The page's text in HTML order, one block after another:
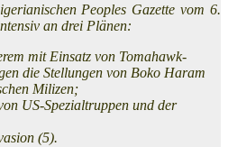
Peoples Gazette vom 6.
an drei Plänen:
mit Einsatz von Tomahawk-
die Stellungen von Boko Haram
Milizen;
US-Spezialtruppen und der
(5).